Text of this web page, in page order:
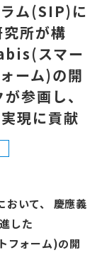
ム(SIP)に
所が構
スマー
ーム)の開
参画し、
現に貢献
おいて、 慶應義
した
フォーム)の開